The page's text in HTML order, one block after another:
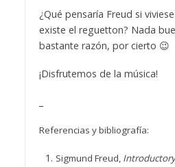
¿Qué pensaría Freud si
existe el reguetton? Nada
bastante razón, por cierto 😉
¡Disfrutemos de la música!
Referencias y bibliografía:
Sigmund Freud,Introductory